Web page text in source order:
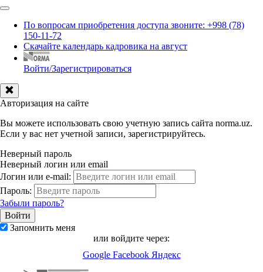
По вопросам приобретения доступа звоните: +998 (78)
150-11-72
Скачайте календарь кадровика на август
Войти/Зарегистрироваться
Авторизация на сайте
Вы можете использовать свою учетную запись сайта norma.uz.
Если у вас нет учетной записи, зарегистрируйтесь.
Неверный пароль
Неверный логин или email
Логин или e-mail:
Пароль:
Забыли пароль?
Запомнить меня
или войдите через:
Google Facebook Яндекс